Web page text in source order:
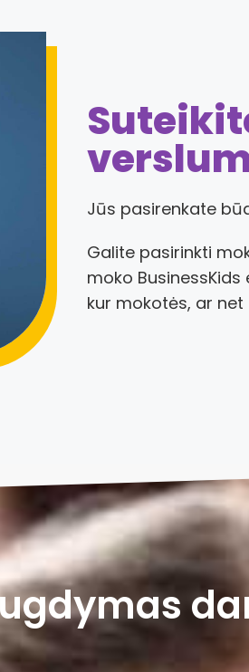
Jūs pasirenkate
Galite pasirinkti
moko
kur mokotės, ar net